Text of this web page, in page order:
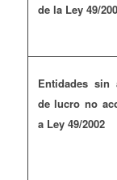
de la Ley 49/
Entidades sin
de lucro no
a Ley 49/2002